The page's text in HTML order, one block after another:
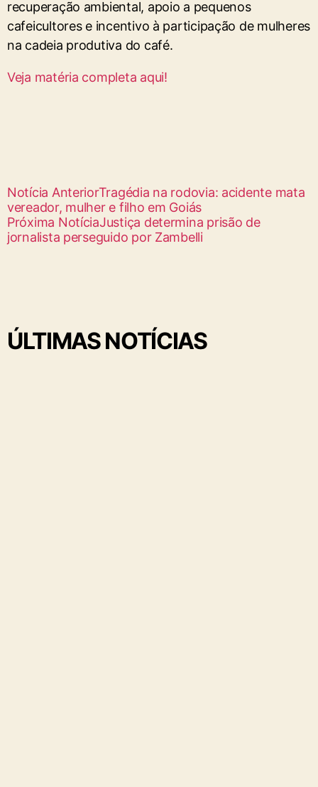
recuperação ambiental, apoio a pequenos
cafeicultores e incentivo à participação de mulheres
na cadeia produtiva do café.
Veja matéria completa aqui!
Notícia AnteriorTragédia na rodovia: acidente mata
vereador, mulher e filho em Goiás
Próxima NotíciaJustiça determina prisão de
jornalista perseguido por Zambelli
ÚLTIMAS NOTÍCIAS